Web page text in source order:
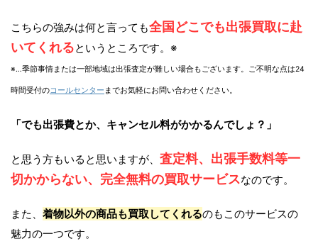
こちらの強みは何と言っても全国どこでも出張買取に赴
いてくれるというところです。※
※…季節事情または一部地域は出張査定が難しい場合もございます。ご不明な点は24
時間受付のコールセンター までお気軽にお問い合わせください。
「でも出張費とか、キャンセル料がかかるんでしょ？」
と思う方もいると思いますが、 査定料、出張手数料等一
切かからない、完全無料の買取サービスなのです。
また、 着物以外の商品も買取してくれるのもこのサービスの
魅力の一つです。